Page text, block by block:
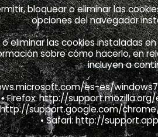
bloquear o eliminar las
opciones del navegador
eliminar las cookies instaladas
sobre cómo hacerlo, en
incluyen a
es-es/
• Firefox: http://
http://support.google.com/
• Safari: http://